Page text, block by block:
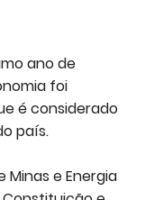
ano de
foi
é considerado
país.
Minas e Energia